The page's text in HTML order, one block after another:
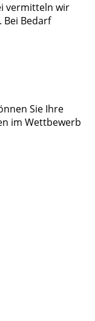
vermitteln wir
Bedarf
Sie Ihre
im Wettbewerb